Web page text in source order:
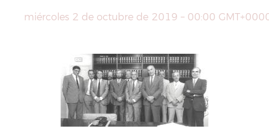
miércoles 2 de octubre de 2019 – 00:00
WhatsApp